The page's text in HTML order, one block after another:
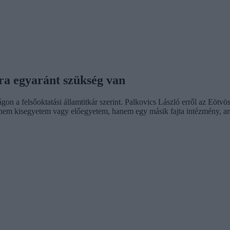
egyaránt szükség van
a felsőoktatási államtitkár szerint. Palkovics László erről az
kisegyetem vagy előegyetem, hanem egy másik fajta intézmény,